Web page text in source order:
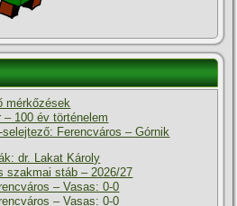
mérkőzések
– 100 év történelem
Ferencváros – Górnik
dr. Lakat Károly
szakmai stáb – 2026/27
– Vasas: 0-0
– Vasas: 0-0